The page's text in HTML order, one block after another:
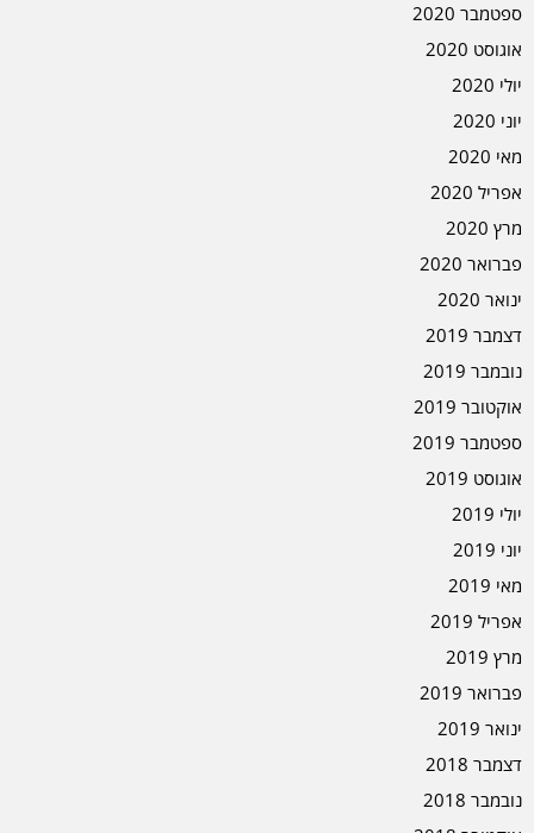
ספטמבר 2020
אוגוסט 2020
יולי 2020
יוני 2020
מאי 2020
אפריל 2020
מרץ 2020
פברואר 2020
ינואר 2020
דצמבר 2019
נובמבר 2019
אוקטובר 2019
ספטמבר 2019
אוגוסט 2019
יולי 2019
יוני 2019
מאי 2019
אפריל 2019
מרץ 2019
פברואר 2019
ינואר 2019
דצמבר 2018
נובמבר 2018